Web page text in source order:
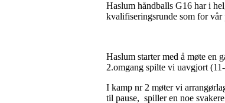
Haslum håndballs G16 har i
kvalifiseringsrunde som for
Haslum starter med å møte en
2.omgang spilte vi uavgjort
I kamp nr 2 møter vi
til pause, spiller en noe